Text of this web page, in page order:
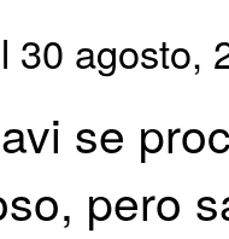
30 agosto,
se
pero